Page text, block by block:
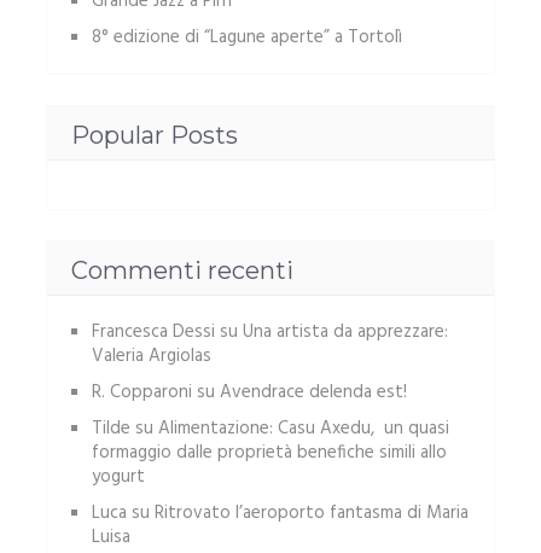
8° edizione di “Lagune aperte” a Tortolì
Popular Posts
Commenti recenti
Francesca Dessi su Una artista da apprezzare:
Valeria Argiolas
R. Copparoni su Avendrace delenda est!
Tilde su Alimentazione: Casu Axedu, un quasi
formaggio dalle proprietà benefiche simili allo
yogurt
Luca su Ritrovato l’aeroporto fantasma di Maria
Luisa